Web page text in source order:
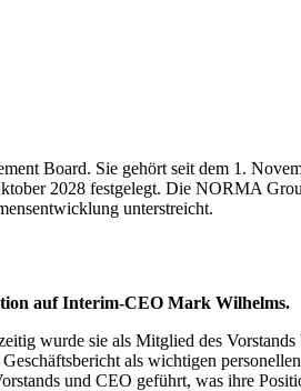
Board. Sie gehört seit dem 1.
2028 festgelegt. Die NORMA
unterstreicht.
auf Interim-CEO Mark Wilhelms.
wurde sie als Mitglied des Vorstands
als wichtigen
und CEO geführt, was ihre